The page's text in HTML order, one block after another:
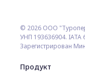
© 2026 ООО
УНП 193636904. IATA
Зарегистрирован
Продукт